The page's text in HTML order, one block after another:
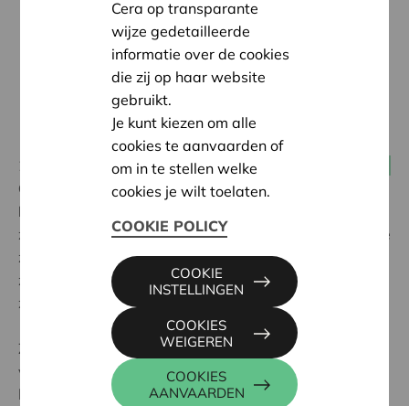
23 juli 2019 Consumenten(2.0)- en burgercoöperaties
Colruyt Luminusen het Limburgs klimaatbedrijf
Nuhma
zonnepanelenpark wil steken, heeft dezer dagen keuze
zat. Via verwante energiecoöperaties profileren ze
zich als het alternatief voor het spaarboekje, waarbij
ze volop inspelen op ons groene geweten.
Ze dienen uitsluitend om geld in te zamelen, dat
vervolgens wordt uitgeleend aan een verwant
hernieuwbaar energiebedrijf dat concreet werk maakt
Cera op transparante
wijze gedetailleerde
informatie over de cookies
die zij op haar website
gebruikt.
Je kunt kiezen om alle
cookies te aanvaarden of
om in te stellen welke
cookies je wilt toelaten.
COOKIE POLICY
COOKIES
AANVAARDEN
COOKIES
WEIGEREN
COOKIE
INSTELLINGEN